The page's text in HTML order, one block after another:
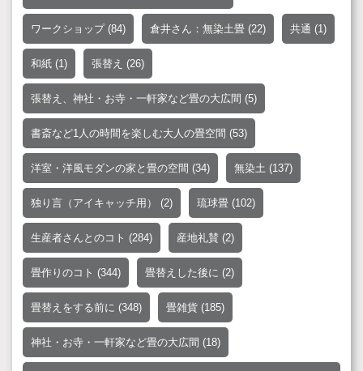
ワークショップ(84) 倉井さん：無染土畳 (22) 共通 (1)
和紙 (1) 張替え (26)
張替え、神社・お寺・一軒家など畳の大広間 (5)
書斎など1人の時間を楽しむ大人の畳空間 (53)
洋室・洋風モダンの家と畳の空間 (34) 無染土 (137)
独り言（アイキャッチ用） (2) 琉球畳 (102)
生産者さんとのコト (284) 産地礼賛 (2)
畳作りのコト (344) 畳替えした後に (2)
畳替えをする前に (348) 畳雑貨 (185)
神社・お寺・一軒家など畳の大広間 (18)